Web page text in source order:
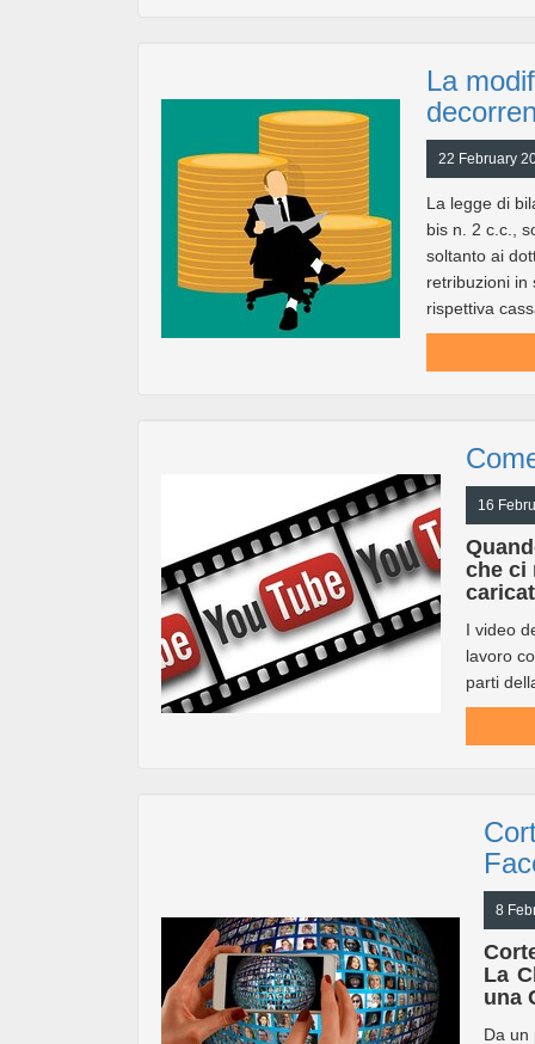
La
22 February
La legge di
bis n. 2 c.c.,
soltanto ai
retribuzioni in
rispettiva
16
che ci
I video
lavoro
parti
8
La
una
Da un